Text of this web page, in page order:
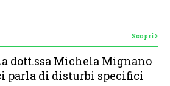
Scopri
dott.ssa Michela Mignano
parla di disturbi specifici